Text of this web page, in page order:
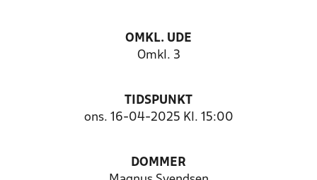
OMKL. UDE
Omkl. 3
TIDSPUNKT
ons. 16-04-2025 Kl. 15:00
DOMMER